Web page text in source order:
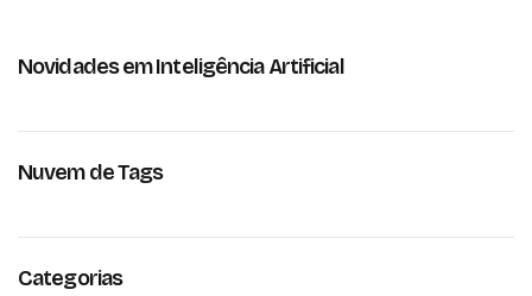
Novidades em Inteligência Artificial
Nuvem de Tags
Categorias